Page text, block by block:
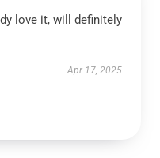
love it, will definitely
Apr 17, 2025